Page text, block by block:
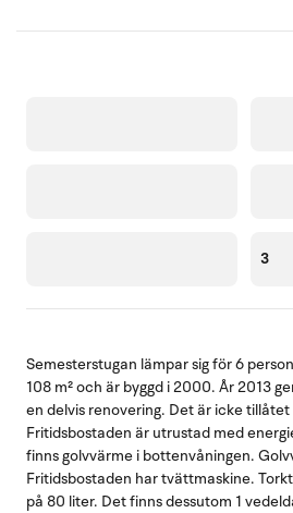
3
Semesterstugan lämpar sig för 6
108 m² och är byggd i 2000. År 2013
en delvis renovering. Det är icke
Fritidsbostaden är utrustad med
finns golvvärme i bottenvåningen.
Fritidsbostaden har tvättmaskine.
på 80 liter. Det finns dessutom 1